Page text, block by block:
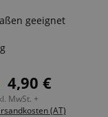
geeignet
4,90 €
MwSt. +
(AT)